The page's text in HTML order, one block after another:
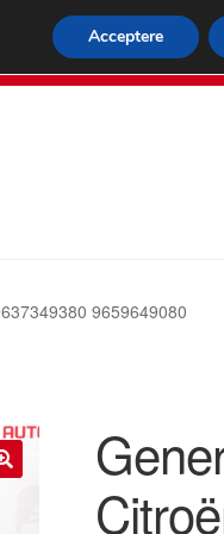
FEDEX
80 82
9659649080
Acceptere